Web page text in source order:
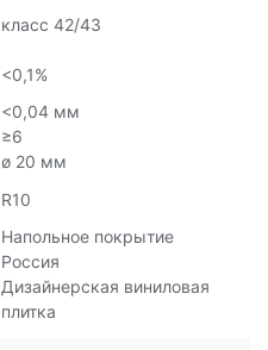
класс 42/43
<0,1%
<0,04 мм
≥6
ø 20 мм
R10
Напольное покрытие
Россия
Дизайнерская виниловая
плитка